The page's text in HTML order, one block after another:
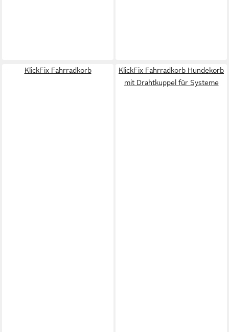
KlickFix Fahrradkorb
KlickFix Fahrradkorb Hundekorb
mit Drahtkuppel für Systeme